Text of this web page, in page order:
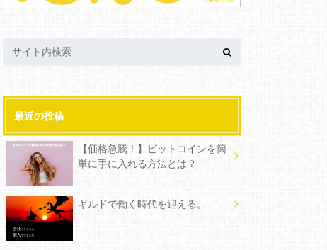
最近の投稿
【価格急騰！】ビットコインを簡
単に手に入れる方法とは？
ギルドで働く時代を迎える。